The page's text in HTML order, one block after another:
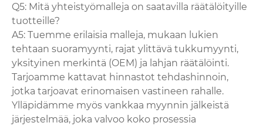
Q5: Mitä yhteistyömalleja on saatavilla räätälöityille
tuotteille?
A5: Tuemme erilaisia ​​malleja, mukaan lukien
tehtaan suoramyynti, rajat ylittävä tukkumyynti,
yksityinen merkintä (OEM) ja lahjan räätälöinti.
Tarjoamme kattavat hinnastot tehdashinnoin,
jotka tarjoavat erinomaisen vastineen rahalle.
Ylläpidämme myös vankkaa myynnin jälkeistä
järjestelmää, joka valvoo koko prosessia